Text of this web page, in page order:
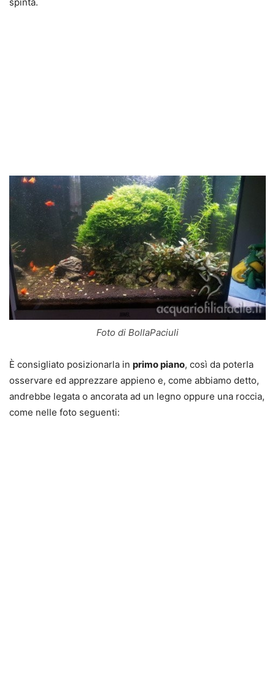
Foto di BollaPaciuli
È consigliato posizionarla in primo piano, così da poterla
osservare ed apprezzare appieno e, come abbiamo detto,
andrebbe legata o ancorata ad un legno oppure una roccia,
come nelle foto seguenti: